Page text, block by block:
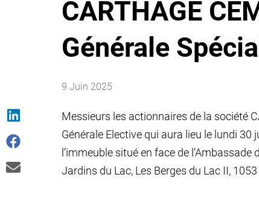
CARTHAGE
Générale
9 Juin 2025
Messieurs les actionnaires de la société
Générale Elective qui aura lieu le lundi 30
l’immeuble situé en face de l’Ambassade
Jardins du Lac, Les Berges du Lac II,